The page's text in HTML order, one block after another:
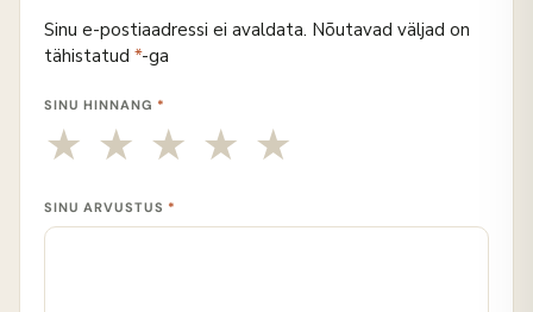
Sinu e-postiaadressi ei avaldata. Nõutavad väljad on
tähistatud *-ga
SINU HINNANG *
SINU ARVUSTUS *